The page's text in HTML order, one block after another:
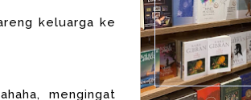
keluarga ke
mengingat